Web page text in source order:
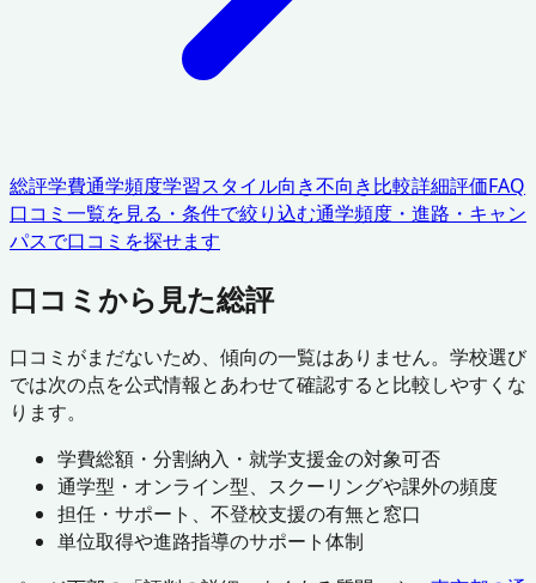
総評学費通学頻度学習スタイル向き不向き比較詳細評価FAQ
口コミ一覧を見る・条件で絞り込む通学頻度・進路・キャン
パスで口コミを探せます
口コミから見た総評
口コミがまだないため、傾向の一覧はありません。学校選び
では次の点を公式情報とあわせて確認すると比較しやすくな
ります。
学費総額・分割納入・就学支援金の対象可否
通学型・オンライン型、スクーリングや課外の頻度
担任・サポート、不登校支援の有無と窓口
単位取得や進路指導のサポート体制